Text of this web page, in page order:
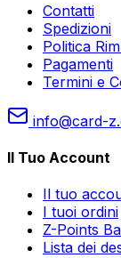
Contatti
Spedizioni
Politica
Pagamenti
Termini e
info@card-
Il Tuo Account
Il tuo
I tuoi ordini
Z-Points
Lista dei